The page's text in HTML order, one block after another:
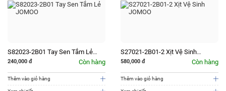
S82023-2B01 Tay Sen Tắm Lẻ
JOMOO
240,000 đ Còn hàng
Thêm vào giỏ hàng
S27021-2B01-2 Xịt Vệ Sinh
JOMOO
580,000 đ Còn hàng
Thêm vào giỏ hàng